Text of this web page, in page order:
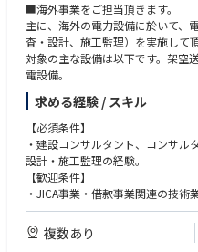
■海外事業をご担当頂きます。
主に、海外の電力設備に於いて、
査・設計、施工監理）を実施して頂
対象の主な設備は以下です。架空
電設備。
求める経験 / スキル
【必須条件】
・建設コンサルタント、コンサル
設計・施工監理の経験。
【歓迎条件】
・JICA事業・借款事業関連の技術
・海外における電力設備の設計・
・大学院卒（博士課程含）
・ビジネス対応可能な英語力
複数あり